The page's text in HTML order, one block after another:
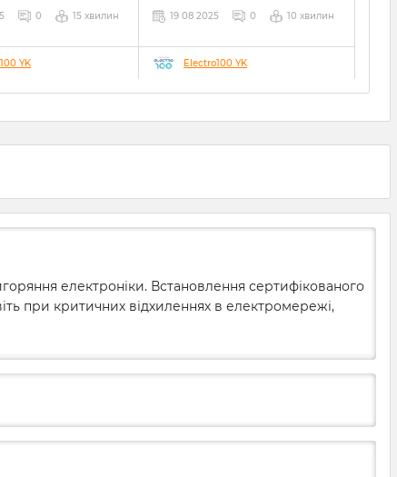
0 15 хвилин
YK
19 08 2025 0 10 хвилин
Electro100 YK
електроніки. Встановлення сертифікованого
при критичних відхиленнях в електромережі,